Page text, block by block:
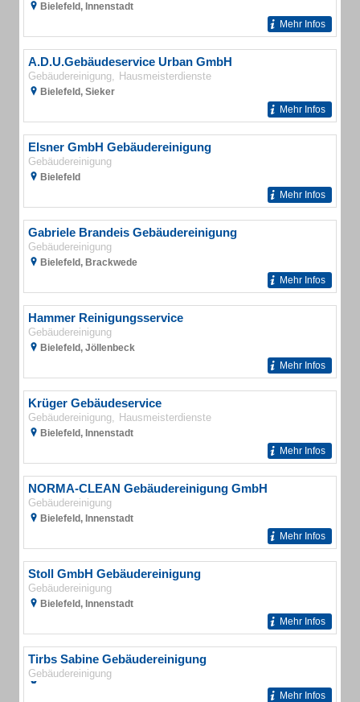
Bielefeld, Innenstadt
Mehr Infos
A.D.U.Gebäudeservice Urban GmbH
Gebäudereinigung Hausmeisterdienste
Bielefeld, Sieker
Mehr Infos
Elsner GmbH Gebäudereinigung
Gebäudereinigung
Bielefeld
Mehr Infos
Gabriele Brandeis Gebäudereinigung
Gebäudereinigung
Bielefeld, Brackwede
Mehr Infos
Hammer Reinigungsservice
Gebäudereinigung
Bielefeld, Jöllenbeck
Mehr Infos
Krüger Gebäudeservice
Gebäudereinigung Hausmeisterdienste
Bielefeld, Innenstadt
Mehr Infos
NORMA-CLEAN Gebäudereinigung GmbH
Gebäudereinigung
Bielefeld, Innenstadt
Mehr Infos
Stoll GmbH Gebäudereinigung
Gebäudereinigung
Bielefeld, Innenstadt
Mehr Infos
Tirbs Sabine Gebäudereinigung
Gebäudereinigung
Mehr Infos